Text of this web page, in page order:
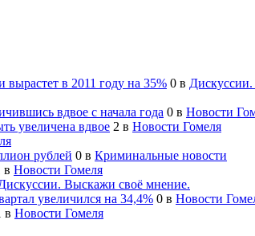
вырастет в 2011 году на 35% 0 в
вдвое с начала года 0 в Новости
увеличена вдвое 2 в Новости Гомеля
рублей 0 в Криминальные новости
в Новости Гомеля
Выскажи своё мнение.
увеличился на 34,4% 0 в Новости
в Новости Гомеля